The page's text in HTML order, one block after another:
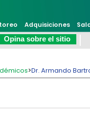
Adquisiciones
Opina sobre el sitio
>Dr. Armando